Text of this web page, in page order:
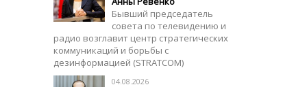
Бывший председатель
совета по телевидению и
радио возглавит центр стратегических
коммуникаций и борьбы с
дезинформацией (STRATCOM)
04.08.2026